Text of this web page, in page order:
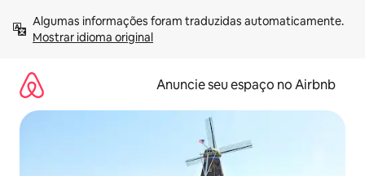
para
Mostrar idioma original
Anuncie seu espaço no Airbnb